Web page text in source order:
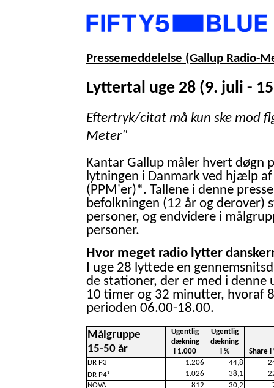
Pressemeddelelse (Gallup Radio-
Lyttertal uge 28 (9. juli -
Eftertryk/citat må kun ske mod
Meter"
Kantar Gallup måler hvert døgn
lytningen i Danmark ved hjælp
(PPM'er)*. Tallene i denne
befolkningen (12 år og derover)
personer, og endvidere i
personer.
Hvor meget radio lytter
I uge 28 lyttede en
de stationer, der er med i denne
10 timer og 32 minutter, hvoraf
perioden 06.00-18.00.
Målgruppe
15-50 år
Ugentlig
dækning
i 1.000
Ugentlig
dækning
i %
Share i
DR P3
1.206 44,8
DR P41 1.026 38,1
NOVA
812 30,2